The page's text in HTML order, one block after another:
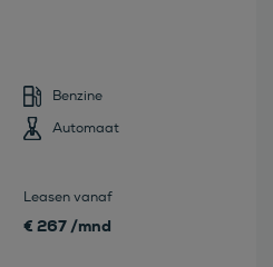
Benzine
Automaat
Leasen vanaf
€ 267 /mnd